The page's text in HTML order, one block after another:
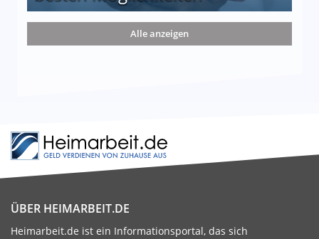
die 15 besten Möglichkeiten
Alle anzeigen
ÜBER HEIMARBEIT.DE
Heimarbeit.de ist ein Informationsportal, das sich